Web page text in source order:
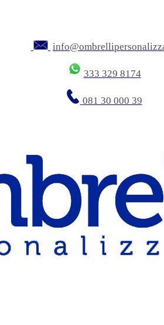
333 329 8174
081 30 000 39